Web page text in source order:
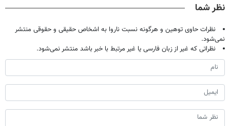
نظر شما
نظرات حاوی توهین و هرگونه نسبت ناروا به اشخاص حقیقی و حقوقی منتشر
نمی‌شود.
نظراتی که غیر از زبان فارسی یا غیر مرتبط با خبر باشد منتشر نمی‌شود.